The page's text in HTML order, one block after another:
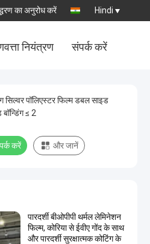
का अनुरोध करें Hindi
नियंत्रण संपर्क करें
पॉलिएस्टर फिल्म डबल साइड
बॉन्डिंग ≤ 2
करें और जानें
पारदर्शी बीओपीपी थर्मल लेमिनेशन
फिल्म, कोरिया से ईवीए गोंद के साथ
और पारदर्शी सुरक्षात्मक कोटिंग के